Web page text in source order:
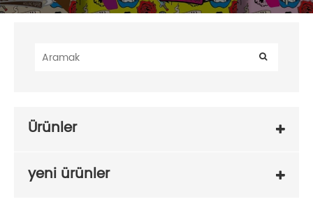
Ürünler
yeni ürünler